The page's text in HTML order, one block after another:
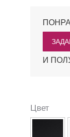
И
Цвет